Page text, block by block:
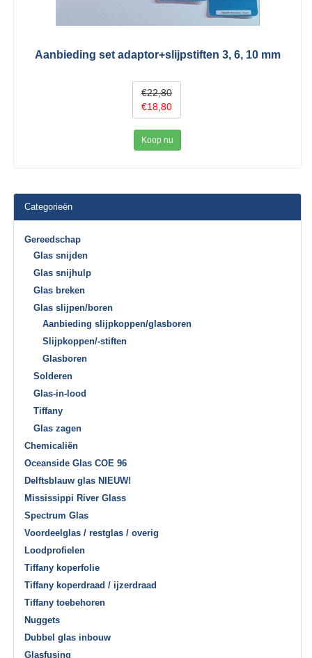
Aanbieding set adaptor+slijpstiften 3, 6, 10 mm
€22,80
€18,80
Koop nu
Categorieën
Gereedschap
Glas snijden
Glas snijhulp
Glas breken
Glas slijpen/boren
Aanbieding slijpkoppen/glasboren
Slijpkoppen/-stiften
Glasboren
Solderen
Glas-in-lood
Tiffany
Glas zagen
Chemicaliën
Oceanside Glas COE 96
Delftsblauw glas NIEUW!
Mississippi River Glass
Spectrum Glas
Voordeelglas / restglas / overig
Loodprofielen
Tiffany koperfolie
Tiffany koperdraad / ijzerdraad
Tiffany toebehoren
Nuggets
Dubbel glas inbouw
Glasfusing